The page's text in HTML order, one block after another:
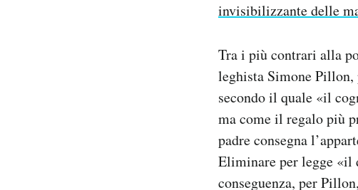
invisibilizzante delle
Tra i più contrari alla
leghista Simone
secondo il quale «il
ma come il regalo più
padre consegna
Eliminare per legge «il
conseguenza, per